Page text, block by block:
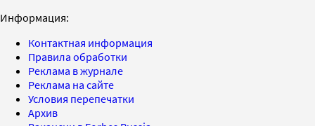
Информация:
Контактная информация
Правила обработки
Реклама в журнале
Реклама на сайте
Условия перепечатки
Архив